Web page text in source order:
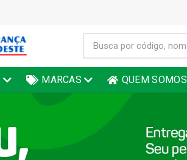
MARCAS QUEM SOMOS